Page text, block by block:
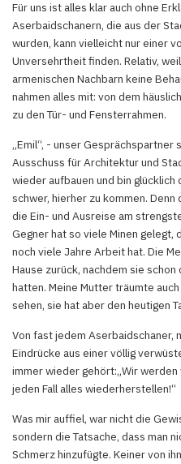
Für uns ist alles klar auch ohne
Aserbaidschanern, die aus der
wurden, kann vielleicht nur einer
Unversehrtheit finden. Relativ,
armenischen Nachbarn keine
nahmen alles mit: von dem
zu den Tür- und Fensterrahmen.
„Emil“, - unser Gesprächspartner
Ausschuss für Architektur und
wieder aufbauen und bin glücklich
schwer, hierher zu kommen.
die Ein- und Ausreise am
Gegner hat so viele Minen gelegt,
noch viele Jahre Arbeit hat. Die
Hause zurück, nachdem sie
hatten. Meine Mutter träumte
sehen, sie hat aber den heutigen
Von fast jedem Aserbaidschaner,
Eindrücke aus einer völlig
immer wieder gehört:„Wir
jeden Fall alles wiederherstellen!“
Was mir auffiel, war nicht die
sondern die Tatsache, dass man
Schmerz hinzufügte. Keiner von